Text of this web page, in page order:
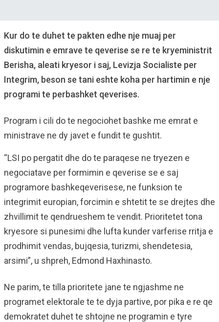
Kur do te duhet te pakten edhe nje muaj per
diskutimin e emrave te qeverise se re te kryeministrit
Berisha, aleati kryesor i saj, Levizja Socialiste per
Integrim, beson se tani eshte koha per hartimin e nje
programi te perbashket qeverises.
Program i cili do te negociohet bashke me emrat e
ministrave ne dy javet e fundit te gushtit.
“LSI po pergatit dhe do te paraqese ne tryezen e
negociatave per formimin e qeverise se e saj
programore bashkeqeverisese, ne funksion te
integrimit europian, forcimin e shtetit te se drejtes dhe
zhvillimit te qendrueshem te vendit. Prioritetet tona
kryesore si punesimi dhe lufta kunder varferise rritja e
prodhimit vendas, bujqesia, turizmi, shendetesia,
arsimi”, u shpreh, Edmond Haxhinasto.
Ne parim, te tilla prioritete jane te ngjashme ne
programet elektorale te te dyja partive, por pika e re qe
demokratet duhet te shtojne ne programin e tyre